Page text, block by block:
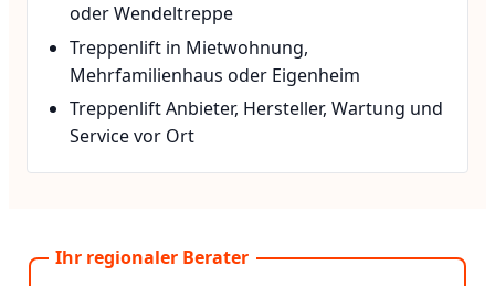
oder Wendeltreppe
Treppenlift in Mietwohnung,
Mehrfamilienhaus oder Eigenheim
Treppenlift Anbieter, Hersteller, Wartung und
Service vor Ort
Ihr regionaler Berater